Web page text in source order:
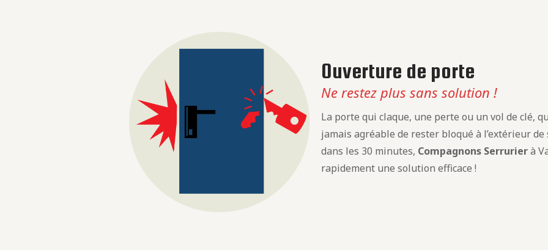
Ouverture de porte
Ne restez plus sans solution !
La porte qui claque, une perte ou un vol de clé,
jamais agréable de rester bloqué à l’extérieur
dans les 30 minutes, Compagnons Serrurierà
rapidement une solution efficace !